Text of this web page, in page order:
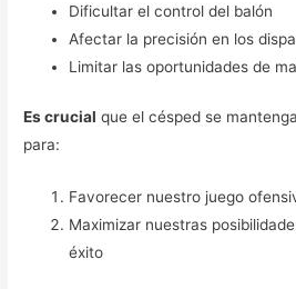
Dificultar el control del balón
Afectar la precisión en los
Limitar las oportunidades de
Es crucial que el césped se
para:
Favorecer nuestro juego
Maximizar nuestras
éxito